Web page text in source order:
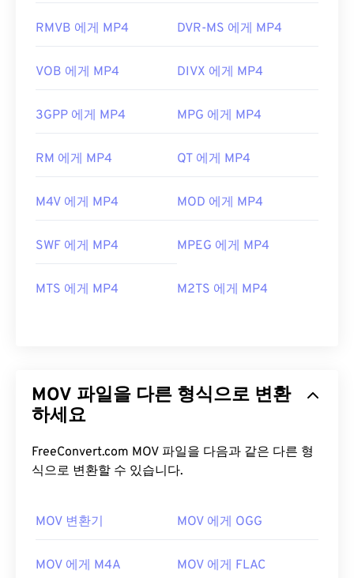
00 00 00
00 00 00
RMVB 에게 MP4 DVR-MS 에게 MP4
VOB 에게 MP4 DIVX 에게 MP4
3GPP 에게 MP4 MPG 에게 MP4
RM 에게 MP4 QT 에게 MP4
M4V 에게 MP4 MOD 에게 MP4
SWF 에게 MP4 MPEG 에게 MP4
MTS 에게 MP4 M2TS 에게 MP4
MOV 파일을 다른 형식으로 변환
하세요
FreeConvert.com MOV 파일을 다음과 같은 다른 형
식으로 변환할 수 있습니다.
MOV 변환기 MOV 에게 OGG
MOV 에게 M4A MOV 에게 FLAC